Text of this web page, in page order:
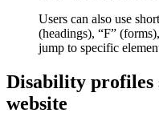
Users can also use
(headings), “F”
jump to specific
Disability profiles
website